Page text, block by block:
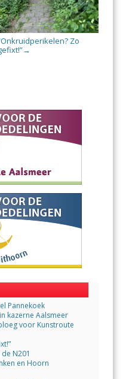
Zo
→
Pannekoek
kazerne Aalsmeer
voor Kunstroute
N201
en Hoorn